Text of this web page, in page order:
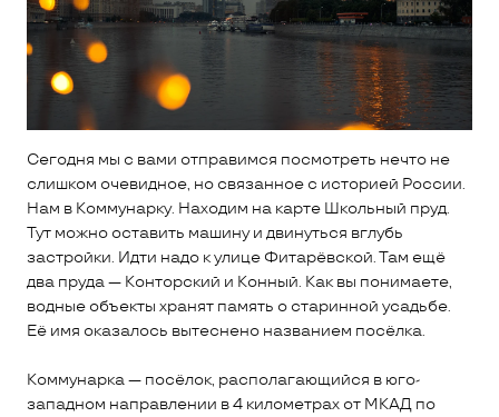
Сегодня мы с вами отправимся посмотреть нечто не
слишком очевидное, но связанное с историей России.
Нам в Коммунарку. Находим на карте Школьный пруд.
Тут можно оставить машину и двинуться вглубь
застройки. Идти надо к улице Фитарёвской. Там ещё
два пруда — Конторский и Конный. Как вы понимаете,
водные объекты хранят память о старинной усадьбе.
Её имя оказалось вытеснено названием посёлка.
Коммунарка — посёлок, располагающийся в юго-
западном направлении в 4 километрах от МКАД по